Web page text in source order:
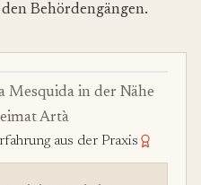
Behördengängen.
Mesquida in der Nähe
Artà
aus der Praxis